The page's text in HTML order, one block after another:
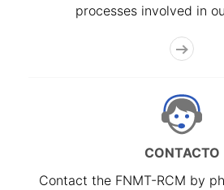
processes involved in
CONTACTO
Contact the FNMT-RCM by